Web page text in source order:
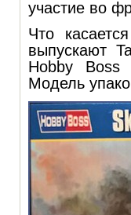
участие во
Что
выпускают
Hobby Boss
Модель